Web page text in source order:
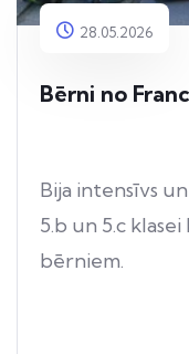
28.05.2026
Bērni no
Bija intensīvs
5.b un 5.c
bērniem.